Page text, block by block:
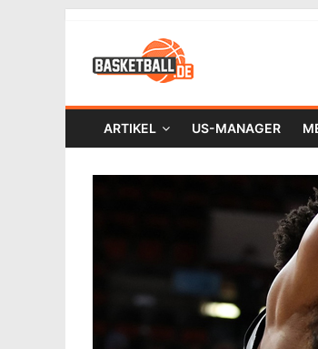
ARTIKEL US-MANAGER